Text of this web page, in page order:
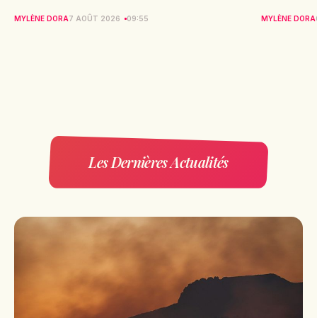
MYLÈNE DORA7 AOÛT 2026 09:55 MYLÈNE DORA
Les Dernières Actualités